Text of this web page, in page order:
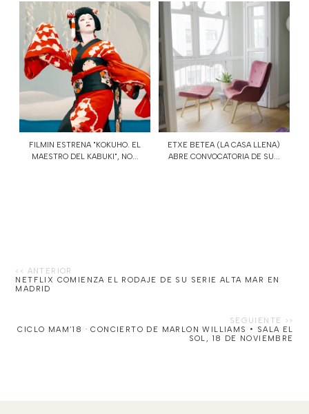
FILMIN ESTRENA "KOKUHO. EL
MAESTRO DEL KABUKI", NO...
ETXE BETEA (LA CASA LLENA)
ABRE CONVOCATORIA DE SU...
NETFLIX COMIENZA EL RODAJE DE SU SERIE ALTA MAR EN
MADRID
CICLO MAM’18 · CONCIERTO DE MARLON WILLIAMS • SALA EL
SOL, 18 DE NOVIEMBRE